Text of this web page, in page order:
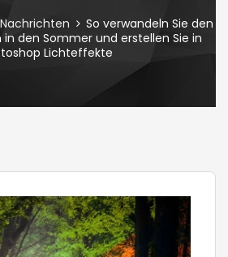
So verwandeln Sie den
den Sommer und erstellen Sie in
Lichteffekte